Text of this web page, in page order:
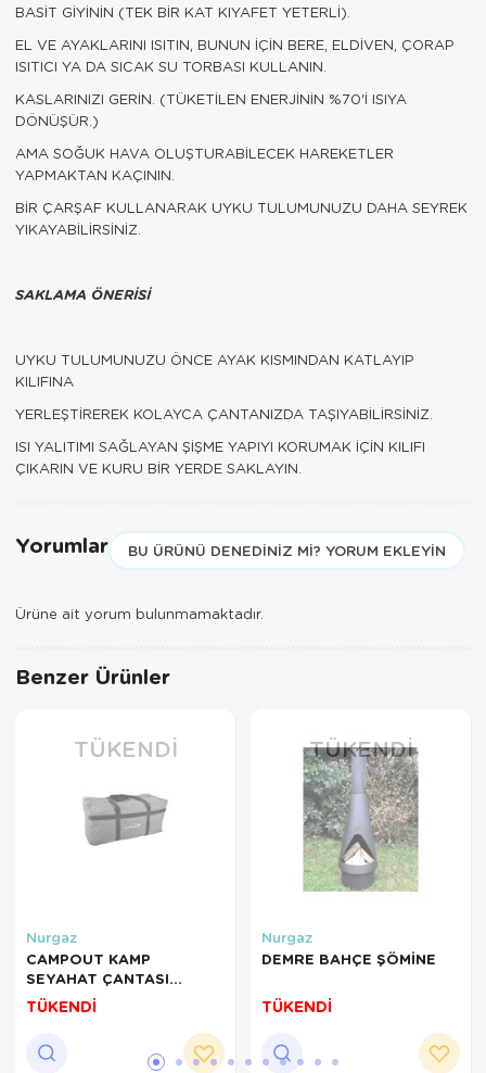
BASİT GİYİNİN (TEK BİR KAT KIYAFET YETERLİ).
EL VE AYAKLARINI ISITIN, BUNUN İÇİN BERE, ELDİVEN, ÇORAP
ISITICI YA DA SICAK SU TORBASI KULLANIN.
KASLARINIZI GERİN. (TÜKETİLEN ENERJİNİN %70'İ ISIYA
DÖNÜŞÜR.)
AMA SOĞUK HAVA OLUŞTURABİLECEK HAREKETLER
YAPMAKTAN KAÇININ.
BİR ÇARŞAF KULLANARAK UYKU TULUMUNUZU DAHA SEYREK
YIKAYABİLİRSİNİZ.
SAKLAMA ÖNERİSİ
UYKU TULUMUNUZU ÖNCE AYAK KISMINDAN KATLAYIP
KILIFINA
YERLEŞTİREREK KOLAYCA ÇANTANIZDA TAŞIYABİLİRSİNİZ.
ISI YALITIMI SAĞLAYAN ŞİŞME YAPIYI KORUMAK İÇİN KILIFI
ÇIKARIN VE KURU BİR YERDE SAKLAYIN.
Yorumlar BU ÜRÜNÜ DENEDINIZ MI? YORUM EKLEYIN
Ürüne ait yorum bulunmamaktadır.
Benzer Ürünler
TÜKENDI
Nurgaz
CAMPOUT KAMP
SEYAHAT ÇANTASI
KÜÇÜK
TÜKENDİ
TÜKENDI
Nurgaz
DEMRE BAHÇE ŞÖMİNE
TÜKENDİ